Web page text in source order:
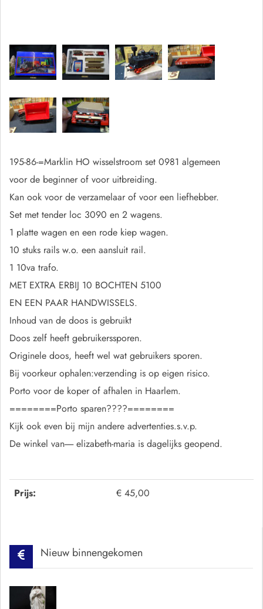
Prijs: € 45,00
195-86-=Marklin HO wisselstroom set 0981 algemeen
voor de beginner of voor uitbreiding.
Kan ook voor de verzamelaar of voor een liefhebber.
Set met tender loc 3090 en 2 wagens.
1 platte wagen en een rode kiep wagen.
10 stuks rails w.o. een aansluit rail.
1 10va trafo.
MET EXTRA ERBIJ 10 BOCHTEN 5100
EN EEN PAAR HANDWISSELS.
Inhoud van de doos is gebruikt
Doos zelf heeft gebruikerssporen.
Originele doos, heeft wel wat gebruikers sporen.
Bij voorkeur ophalen:verzending is op eigen risico.
Porto voor de koper of afhalen in Haarlem.
========Porto sparen????========
Kijk ook even bij mijn andere advertenties.s.v.p.
De winkel van----- elizabeth-maria is dagelijks geopend.
Nieuw binnengekomen